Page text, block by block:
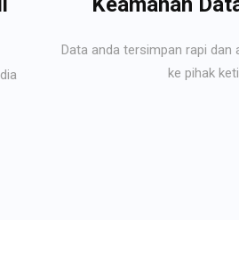
Data anda tersimpan rapi dan
ke pihak